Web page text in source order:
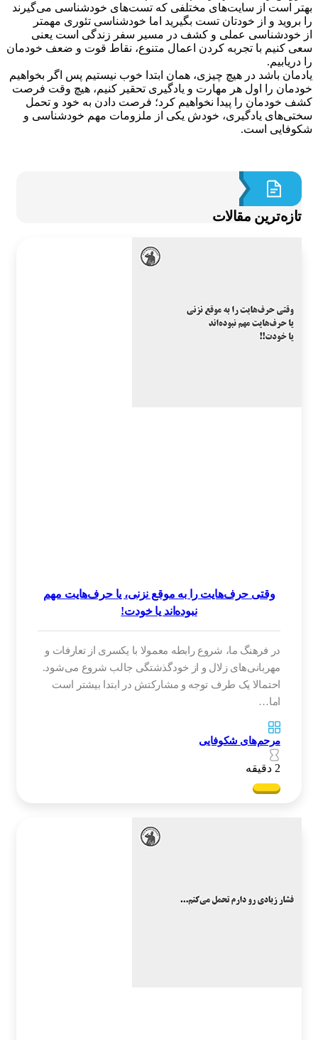
است از سایت‌های مختلفی که تست‌های خودشناسی می‌گیرند
و از خودتان تست بگیرید اما خودشناسی تئوری مهمتر
عملی و کشف در مسیر سفر زندگی است یعنی
کنیم با تجربه کردن اعمال متنوع، نقاط قوت و ضعف خودمان
باشد در هیچ چیزی، همان ابتدا خوب نیستیم پس اگر بخواهیم
را اول هر مهارت و یادگیری تحقیر کنیم، هیچ وقت فرصت
خودمان را پیدا نخواهیم کرد؛ فرصت دادن به خود و تحمل
یادگیری، خودش یکی از ملزومات مهم خودشناسی و
است.
مقالات
وقتی حرف‌هایت را به موقع نزنی، یا حرف‌هایت مهم
نبوده‌اند یا خودت!
در فرهنگ ما، شروع رابطه معمولا با یکسری از تعارفات و
مهربانی‌های زلال و از خودگذشتگی جالب شروع می‌شود.
احتمالا یک طرف توجه و مشارکتش در ابتدا بیشتر است
مرحم‌های شکوفایی